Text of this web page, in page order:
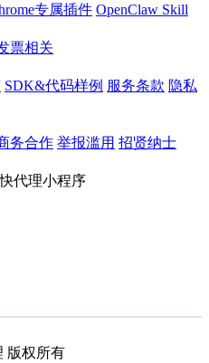
专属插件 OpenClaw Skill
票相关
SDK&代码样例 服务条款 隐私
务合作 举报滥用 招贤纳士
代理小程序
版权所有